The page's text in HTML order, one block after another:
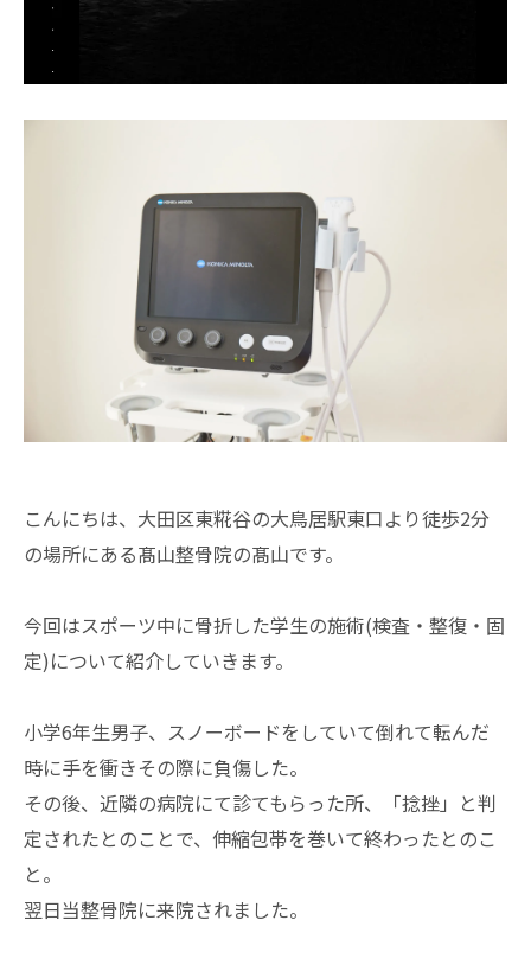
こんにちは、大田区東糀谷の大鳥居駅東口より徒歩2分
の場所にある髙山整骨院の髙山です。
今回はスポーツ中に骨折した学生の施術(検査・整復・固
定)について紹介していきます。
小学6年生男子、スノーボードをしていて倒れて転んだ
時に手を衝きその際に負傷した。
その後、近隣の病院にて診てもらった所、「捻挫」と判
定されたとのことで、伸縮包帯を巻いて終わったとのこ
と。
翌日当整骨院に来院されました。